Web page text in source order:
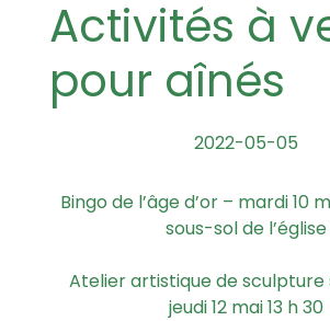
Activités à venir
pour aînés
2022-05-05
Bingo de l’âge d’or – mardi 10
sous-sol de l’église
Atelier artistique de sculpture
jeudi 12 mai 13 h 30